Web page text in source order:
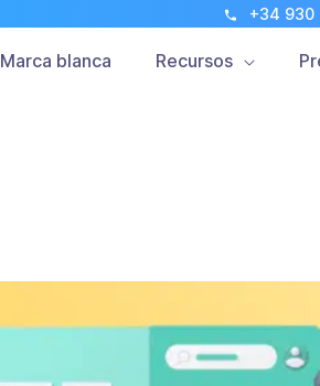
+34 930
Marca blanca Recursos